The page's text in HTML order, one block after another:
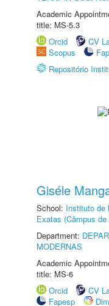
Academic
title: MS-5.3
Orcid
CV
Scopus
Repositório
Giséle
School: Instituto de
Exatas (Câmpus
Department:
MODERNAS
Academic
title: MS-6
Orcid
CV
Fapesp